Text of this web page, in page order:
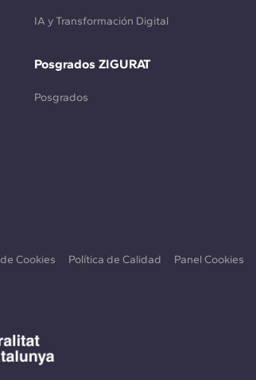
IA y Transformación Digital
Posgrados ZIGURAT
Posgrados
Cookies Política de Calidad Panel Cookies